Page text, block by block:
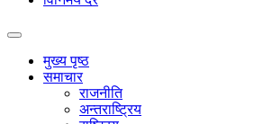
मुख्य पृष्ठ
समाचार
राजनीति
अन्तराष्ट्रिय